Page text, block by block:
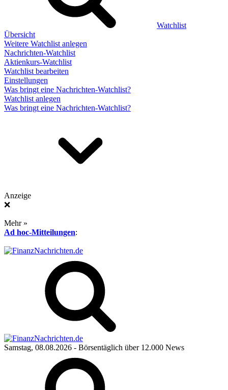
Watchlist
Übersicht
Weitere Watchlist anlegen
Nachrichten-Watchlist
Aktienkurs-Watchlist
Watchlist bearbeiten
Einstellungen
Was bringt eine Nachrichten-Watchlist?
Watchlist anlegen
Was bringt eine Nachrichten-Watchlist?
Anzeige
❌
Mehr »
Ad hoc-Mitteilungen:
Samstag, 08.08.2026 - Börsentäglich über 12.000 News